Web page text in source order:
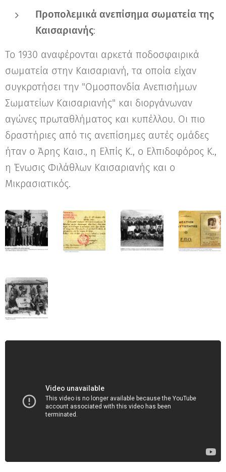
Προπολεμικά ανεπίσημα σωματεία της
Καισαριανής:
Το 1930 αναφέρονται αρκετά ποδοσφαιρικά
σωματεία στην Καισαριανή, τα οποία είχαν
συγκροτήσει την "Ομοσπονδία Ανεπισήμων
Σωματείων Καισαριανής" και διοργάνωναν
αγώνες πρωταθλήματος και κυπέλλου. Οι πιο
δραστήριες από τις ανεπίσημες αυτές ομάδες
ήταν ο Άρης Καισ., η Ελπίς Κ., ο Ελπιδοφόρος Κ.,
η Ένωσις Φιλάθλων Καισαριανής και ο
Μικρασιατικός.